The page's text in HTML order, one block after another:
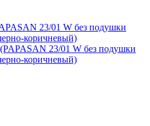
23/01 W без подушки
коричневый)